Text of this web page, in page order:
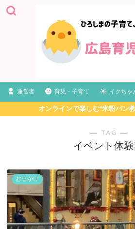
運営者 育児・子育て イクちゃ
オンラインで楽しむ*米粉パン
― TAG ―
イベント体
お出かけ